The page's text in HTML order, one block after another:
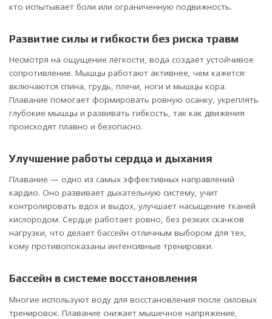
кто испытывает боли или ограниченную подвижность.
Развитие силы и гибкости без риска травм
Несмотря на ощущение лёгкости, вода создаёт устойчивое
сопротивление. Мышцы работают активнее, чем кажется:
включаются спина, грудь, плечи, ноги и мышцы кора.
Плавание помогает формировать ровную осанку, укреплять
глубокие мышцы и развивать гибкость, так как движения
происходят плавно и безопасно.
Улучшение работы сердца и дыхания
Плавание — одно из самых эффективных направлений
кардио. Оно развивает дыхательную систему, учит
контролировать вдох и выдох, улучшает насыщение тканей
кислородом. Сердце работает ровно, без резких скачков
нагрузки, что делает бассейн отличным выбором для тех,
кому противопоказаны интенсивные тренировки.
Бассейн в системе восстановления
Многие используют воду для восстановления после силовых
тренировок. Плавание снижает мышечное напряжение,